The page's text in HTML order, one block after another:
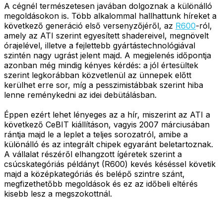
A cégnél természetesen javában dolgoznak a különálló
megoldásokon is. Több alkalommal hallhattunk híreket a
következő generáció első versenyzőjéről, az R600-ról,
amely az ATI szerint egyesített shadereivel, megnövelt
órajelével, illetve a fejlettebb gyártástechnológiával
szintén nagy ugrást jelent majd. A megjelenés időpontja
azonban még mindig kényes kérdés: a jól értesültek
szerint legkorábban közvetlenül az ünnepek előtt
kerülhet erre sor, míg a pesszimistábbak szerint hiba
lenne reménykedni az idei debütálásban.
Éppen ezért lehet lényeges az a hír, miszerint az ATI a
következő CeBIT kiállításon, vagyis 2007 márciusában
rántja majd le a leplet a teljes sorozatról, amibe a
különálló és az integrált chipek egyaránt beletartoznak.
A vállalat részéről elhangzott ígéretek szerint a
csúcskategóriás példányt (R600) kevés késéssel követik
majd a középkategóriás és belépő szintre szánt,
megfizethetőbb megoldások és ez az időbeli eltérés
kisebb lesz a megszokottnál.